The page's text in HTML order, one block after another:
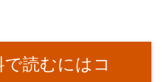
読むにはコ